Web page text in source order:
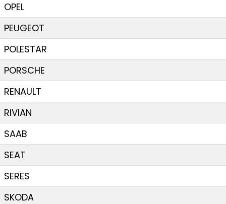
OPEL
PEUGEOT
POLESTAR
PORSCHE
RENAULT
RIVIAN
SAAB
SEAT
SERES
SKODA